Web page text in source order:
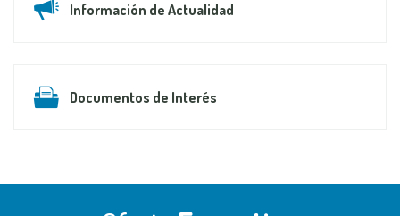
Información de Actualidad
Documentos de Interés